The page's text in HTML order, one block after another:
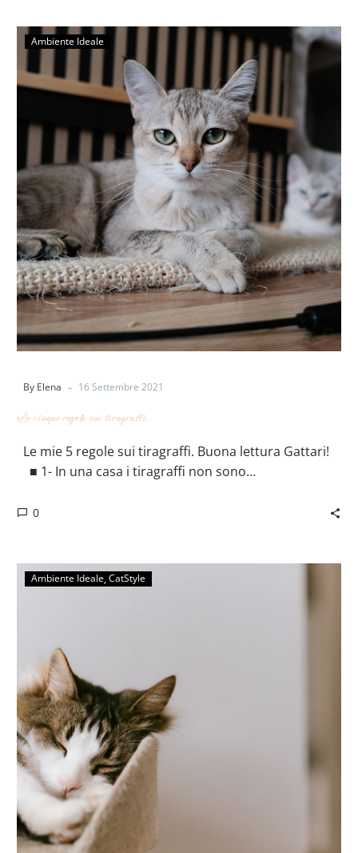
Ambiente Ideale
By Elena - 16 Settembre 2021
Le cinque regole sui tiragraffi.
Le mie 5 regole sui tiragraffi. Buona lettura Gattari!
⠀ ■ 1- In una casa i tiragraffi non sono…
0
Ambiente Ideale CatStyle